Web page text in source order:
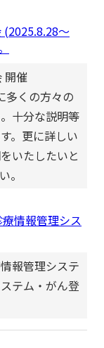
(2025.8.28～
開催
多くの方々の
十分な説明等
。更に詳しい
いたしたいと
。
情報管理シス
報管理システ
テム・がん登